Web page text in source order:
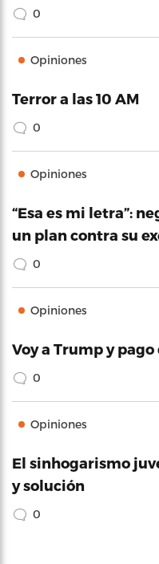
0
Opiniones
Terror a las 10 AM
0
Opiniones
“Esa es mi letra”:
un plan contra su
0
Opiniones
Voy a Trump y
0
Opiniones
El sinhogarismo
y solución
0